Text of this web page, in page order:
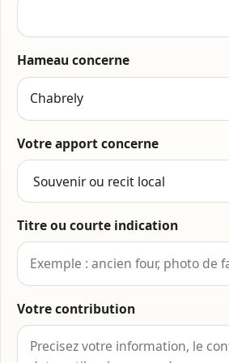
Hameau concerne
Votre apport concerne
Titre ou courte indication
Votre contribution